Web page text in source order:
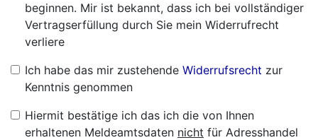
beginnen. Mir ist bekannt, dass ich bei vollständiger
Vertragserfüllung durch Sie mein Widerrufrecht
verliere
Ich habe das mir zustehende Widerrufsrecht zur
Kenntnis genommen
Hiermit bestätige ich das ich die von Ihnen
erhaltenen Meldeamtsdaten nicht für Adresshandel